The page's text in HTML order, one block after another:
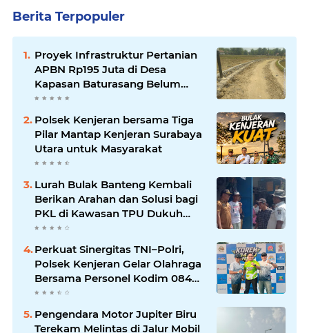
Berita Terpopuler
Proyek Infrastruktur Pertanian
APBN Rp195 Juta di Desa
Kapasan Baturasang Belum
Temui Titik Terang, Warga Minta
Pemkab Sampang Bertindak
Polsek Kenjeran bersama Tiga
Pilar Mantap Kenjeran Surabaya
Utara untuk Masyarakat
Lurah Bulak Banteng Kembali
Berikan Arahan dan Solusi bagi
PKL di Kawasan TPU Dukuh
Bulak Banteng Surabaya
Perkuat Sinergitas TNI–Polri,
Polsek Kenjeran Gelar Olahraga
Bersama Personel Kodim 084
Kenjeran
Pengendara Motor Jupiter Biru
Terekam Melintas di Jalur Mobil